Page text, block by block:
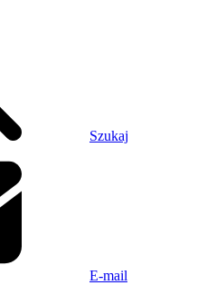
Szukaj
E-mail